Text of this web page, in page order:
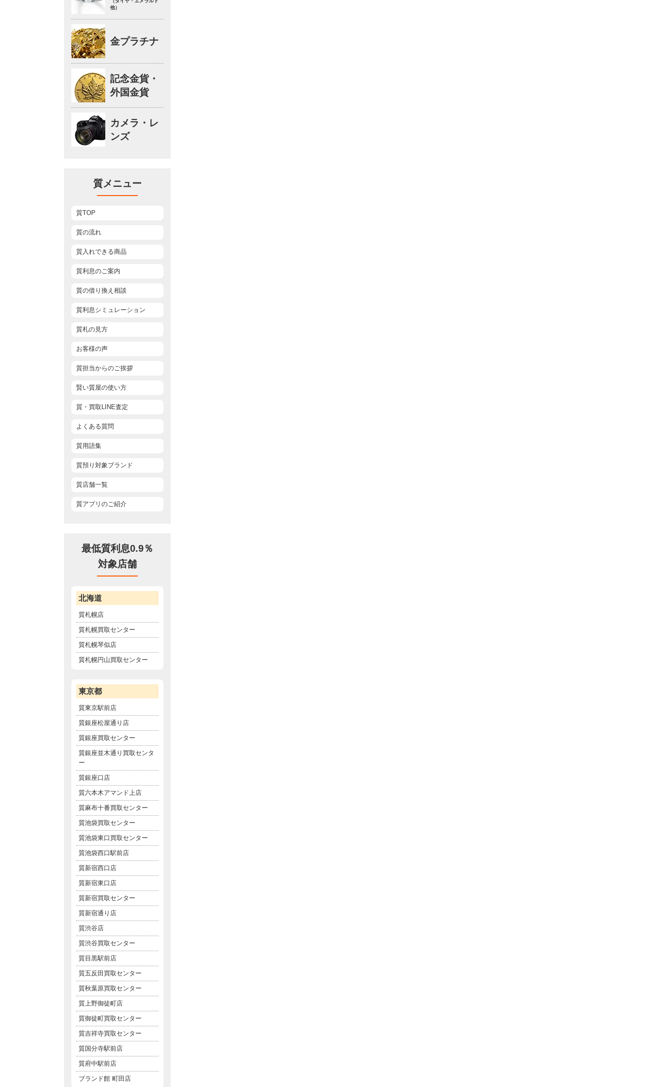
他）
金プラチナ
記念金貨・
外国金貨
カメラ・レ
ンズ
質メニュー
質TOP
質の流れ
質入れできる商品
質利息のご案内
質の借り換え相談
質利息シミュレーション
質札の見方
お客様の声
質担当からのご挨拶
賢い質屋の使い方
質・買取LINE査定
よくある質問
質用語集
質預り対象ブランド
質店舗一覧
質アプリのご紹介
最低質利息0.9％
対象店舗
北海道
質札幌店
質札幌買取センター
質札幌琴似店
質札幌円山買取センター
東京都
質東京駅前店
質銀座松屋通り店
質銀座買取センター
質銀座並木通り買取センタ
ー
質銀座口店
質六本木アマンド上店
質麻布十番買取センター
質池袋買取センター
質池袋東口買取センター
質池袋西口駅前店
質新宿西口店
質新宿東口店
質新宿買取センター
質新宿通り店
質渋谷店
質渋谷買取センター
質目黒駅前店
質五反田買取センター
質秋葉原買取センター
質上野御徒町店
質御徒町買取センター
質吉祥寺買取センター
質国分寺駅前店
質府中駅前店
ブランド館 町田店